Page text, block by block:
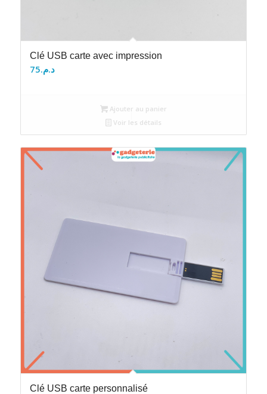
Clé USB carte avec impression
د.م.75
Ajouter au panier
Voir les détails
Clé USB carte personnalisé